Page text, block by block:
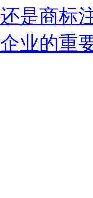
是商标
业的重